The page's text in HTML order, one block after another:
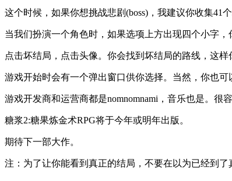
这个时候，如果你想挑战悲剧(boss)，我建议你收集41
当我们扮演一个角色时，如果选项上方出现四个小字
点击坏结局，点击头像。你会找到坏结局的路线，这样
游戏开始时会有一个弹出窗口供你选择。当然，你也可
游戏开发商和运营商都是nomnomnami，音乐也是。
糖浆2:糖果炼金术RPG将于今年或明年出版。
期待下一部大作。
注：为了让你能看到真正的结局，不要在以为已经到